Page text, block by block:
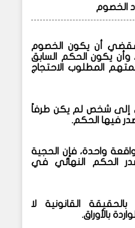
الخصوم
أن يكون الخصوم
يكون الحكم السابق
المطلوب الاحتجاج
إلى شخص لم يكن طرفاً
فيها الحكم.
واحدة، فإن الحجية
الحكم النهائي في
القانونية لا
بالأوراق.